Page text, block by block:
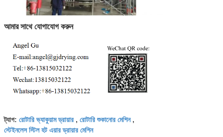
আমার সাথে যোগাযোগ করুন
ট্যাগ: রোটারি ভ্যাকুয়াম ড্রায়ার , রোটারি শুকানোর মেশিন,
স্টেইনলেস স্টিল হট এয়ার ড্রায়ার মেশিন